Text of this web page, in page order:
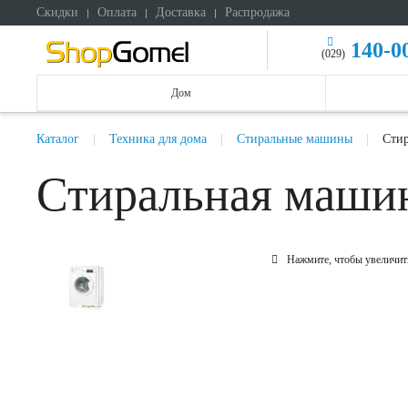
Скидки Оплата Доставка Распродажа
(029) 140-
Дом
Каталог Техника для дома Стиральные машины
Стиральная
Нажмите, чтобы